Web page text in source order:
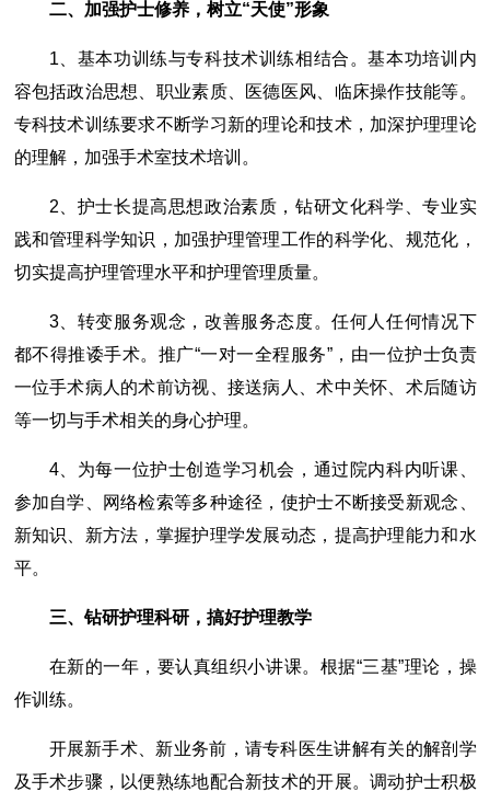
二、加强护士修养，树立“天使”形象
1、基本功训练与专科技术训练相结合。基本功培训内
容包括政治思想、职业素质、医德医风、临床操作技能等。
专科技术训练要求不断学习新的理论和技术，加深护理理论
的理解，加强手术室技术培训。
2、护士长提高思想政治素质，钻研文化科学、专业实
践和管理科学知识，加强护理管理工作的科学化、规范化，
切实提高护理管理水平和护理管理质量。
3、转变服务观念，改善服务态度。任何人任何情况下
都不得推诿手术。推广“一对一全程服务”，由一位护士负责
一位手术病人的术前访视、接送病人、术中关怀、术后随访
等一切与手术相关的身心护理。
4、为每一位护士创造学习机会，通过院内科内听课、
参加自学、网络检索等多种途径，使护士不断接受新观念、
新知识、新方法，掌握护理学发展动态，提高护理能力和水
平。
三、钻研护理科研，搞好护理教学
在新的一年，要认真组织小讲课。根据“三基”理论，操
作训练。
开展新手术、新业务前，请专科医生讲解有关的解剖学
及手术步骤，以便熟练地配合新技术的开展。调动护士积极